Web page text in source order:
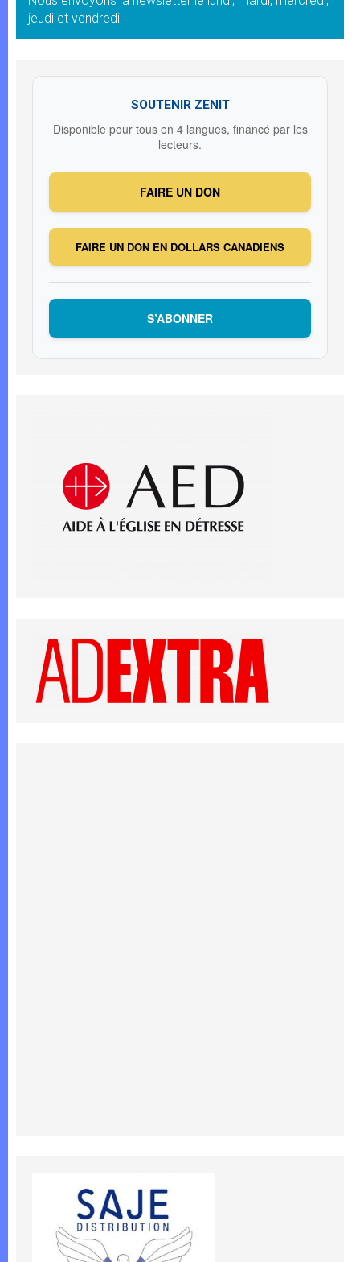
jeudi et vendredi
SOUTENIR ZENIT
Disponible pour tous en 4 langues, financé par les
lecteurs.
FAIRE UN DON
FAIRE UN DON EN DOLLARS CANADIENS
S’ABONNER